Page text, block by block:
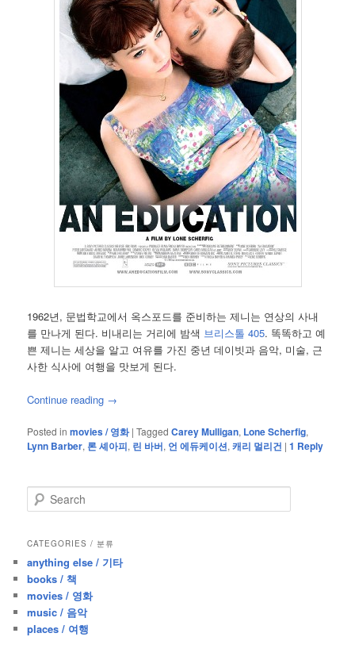
1962년, 문법학교에서 옥스포드를 준비하는 제니는 연상의 사내
를 만나게 된다. 비내리는 거리에 밤색 브리스톨 405. 똑똑하고 예
쁜 제니는 세상을 알고 여유를 가진 중년 데이빗과 음악, 미술, 근
사한 식사에 여행을 맛보게 된다.
Continue reading →
Posted in movies / 영화 |Tagged Carey Mulligan, Lone Scherfig,
Lynn Barber, 론 셰아피, 린 바버, 언 에듀케이션,캐리 멀리건 |1 Reply
e
r
h
CATEGORIES / 분류
anything else / 기타
books / 책
movies / 영화
music / 음악
places / 여행